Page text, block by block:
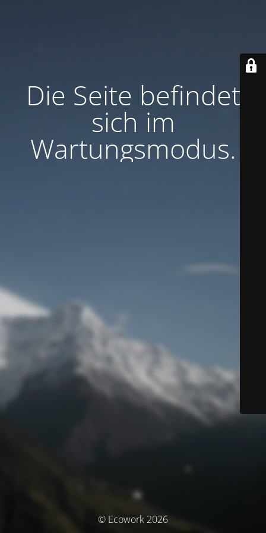
Die Seite befindet
sich im
Wartungsmodus.
© Ecowork 2026